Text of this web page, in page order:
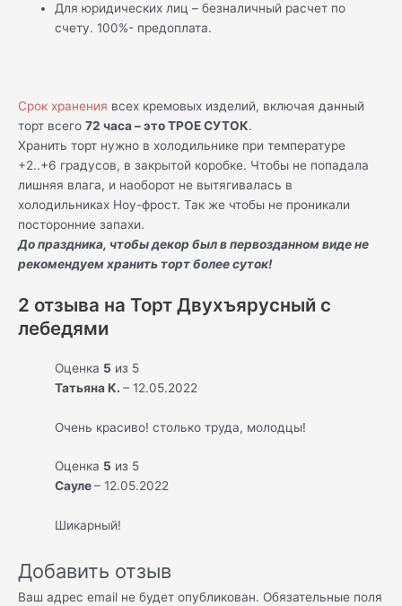
Для юридических лиц – безналичный расчет по
счету. 100%- предоплата.
Срок хранения всех кремовых изделий, включая данный
торт всего 72 часа – это ТРОЕ СУТОК.
Хранить торт нужно в холодильнике при температуре
+2..+6 градусов, в закрытой коробке. Чтобы не попадала
лишняя влага, и наоборот не вытягивалась в
холодильниках Ноу-фрост. Так же чтобы не проникали
посторонние запахи.
До праздника, чтобы декор был в первозданном виде не
рекомендуем хранить торт более суток!
2 отзыва на Торт Двухъярусный с
лебедями
Оценка 5 из 5
Татьяна К.– 12.05.2022
Очень красиво! столько труда, молодцы!
Оценка 5 из 5
Сауле– 12.05.2022
Шикарный!
Добавить отзыв
Ваш адрес email не будет опубликован. Обязательные поля